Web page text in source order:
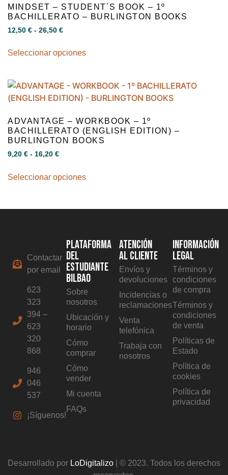
MINDSET – STUDENT´S BOOK – 1º
BACHILLERATO – BURLINGTON BOOKS
12,50 € - 26,50 €
Seleccionar opciones
ADVANTAGE – WORKBOOK – 1º
BACHILLERATO (ENGLISH EDITION) –
BURLINGTON BOOKS
9,20 € - 16,20 €
Seleccionar opciones
Contactar
por email
623
323
394 –
623
320
868
946
046
537
¡Síguenos!
PLATAFORMA
DEL
ESTUDIANTE
BILBAO
Sobre
nosotros
Ubicación y
horario
Cómo
comprar
Cómo
vender
Mi cuenta
FAQs
ATENCIÓN
AL CLIENTE
Envíos y
devoluciones
Incidencias o
reclamaciones
Venta
telefónica
Trabaja con
nosotros
INFORMACIÓN
LEGAL
Términos y
condiciones
de compra
Términos y
condiciones
de venta
Políticas de
Estado
Política de
cookies
Política de
privacidad
Desarrollado por LoDigitalizo | © 2023. Todos los derechos